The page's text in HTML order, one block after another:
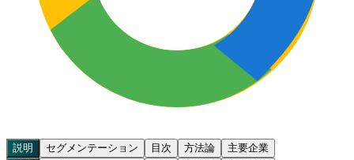
説明 セグメンテーション 目次 方法論
主要企業